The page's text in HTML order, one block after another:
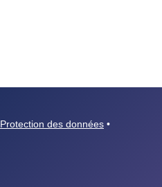
Protection des données •